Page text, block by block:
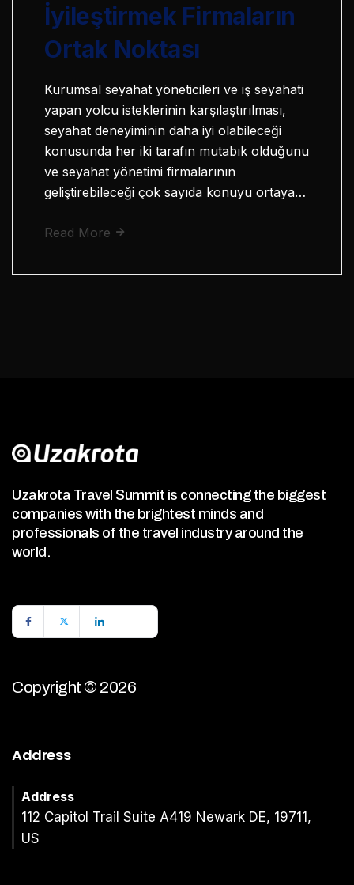
İyileştirmek Firmaların
Ortak Noktası
Kurumsal seyahat yöneticileri ve iş seyahati
yapan yolcu isteklerinin karşılaştırılması,
seyahat deneyiminin daha iyi olabileceği
konusunda her iki tarafın mutabık olduğunu
ve seyahat yönetimi firmalarının
geliştirebileceği çok sayıda konuyu ortaya…
Read More
Uzakrota Travel Summit is connecting the biggest
companies with the brightest minds and
professionals of the travel industry around the
world.
Copyright © 2026
Address
Address
112 Capitol Trail Suite A419 Newark DE, 19711,
US